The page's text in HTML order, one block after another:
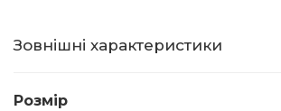
Зовнішні характеристики
Розмір